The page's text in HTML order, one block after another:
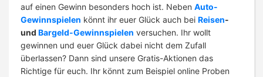
auf einen Gewinn besonders hoch ist. Neben Auto-
Gewinnspielen könnt ihr euer Glück auch bei Reisen-
und Bargeld-Gewinnspielen versuchen. Ihr wollt
gewinnen und euer Glück dabei nicht dem Zufall
überlassen? Dann sind unsere Gratis-Aktionen das
Richtige für euch. Ihr könnt zum Beispiel online Proben